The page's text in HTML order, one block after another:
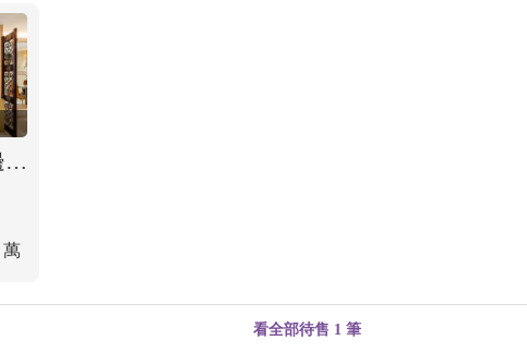
大搶手👍市府捷運邊間大面採光電梯2室~公設完善
萬
看全部待售 1 筆